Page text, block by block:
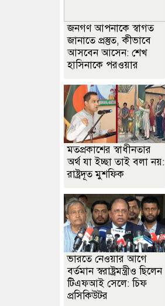
জনগণ আপনাকে স্বাগত
জানাতে প্রস্তুত, কীভাবে
আসবেন আসেন: শেখ
হাসিনাকে পরওয়ার
মতপ্রকাশের স্বাধীনতার
অর্থ যা ইচ্ছা তাই বলা নয়:
রাষ্ট্রদূত মুশফিক
ভারতে নেওয়ার আগে
বর্তমান স্বরাষ্ট্রমন্ত্রীও ছিলেন
টিএফআই সেলে: চিফ
প্রসিকিউটর